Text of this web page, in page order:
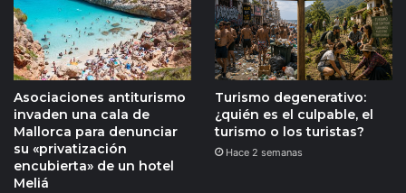
Asociaciones antiturismo
invaden una cala de
Mallorca para denunciar
su «privatización
encubierta» de un hotel
Meliá
Turismo degenerativo:
¿quién es el culpable, el
turismo o los turistas?
Hace 2 semanas